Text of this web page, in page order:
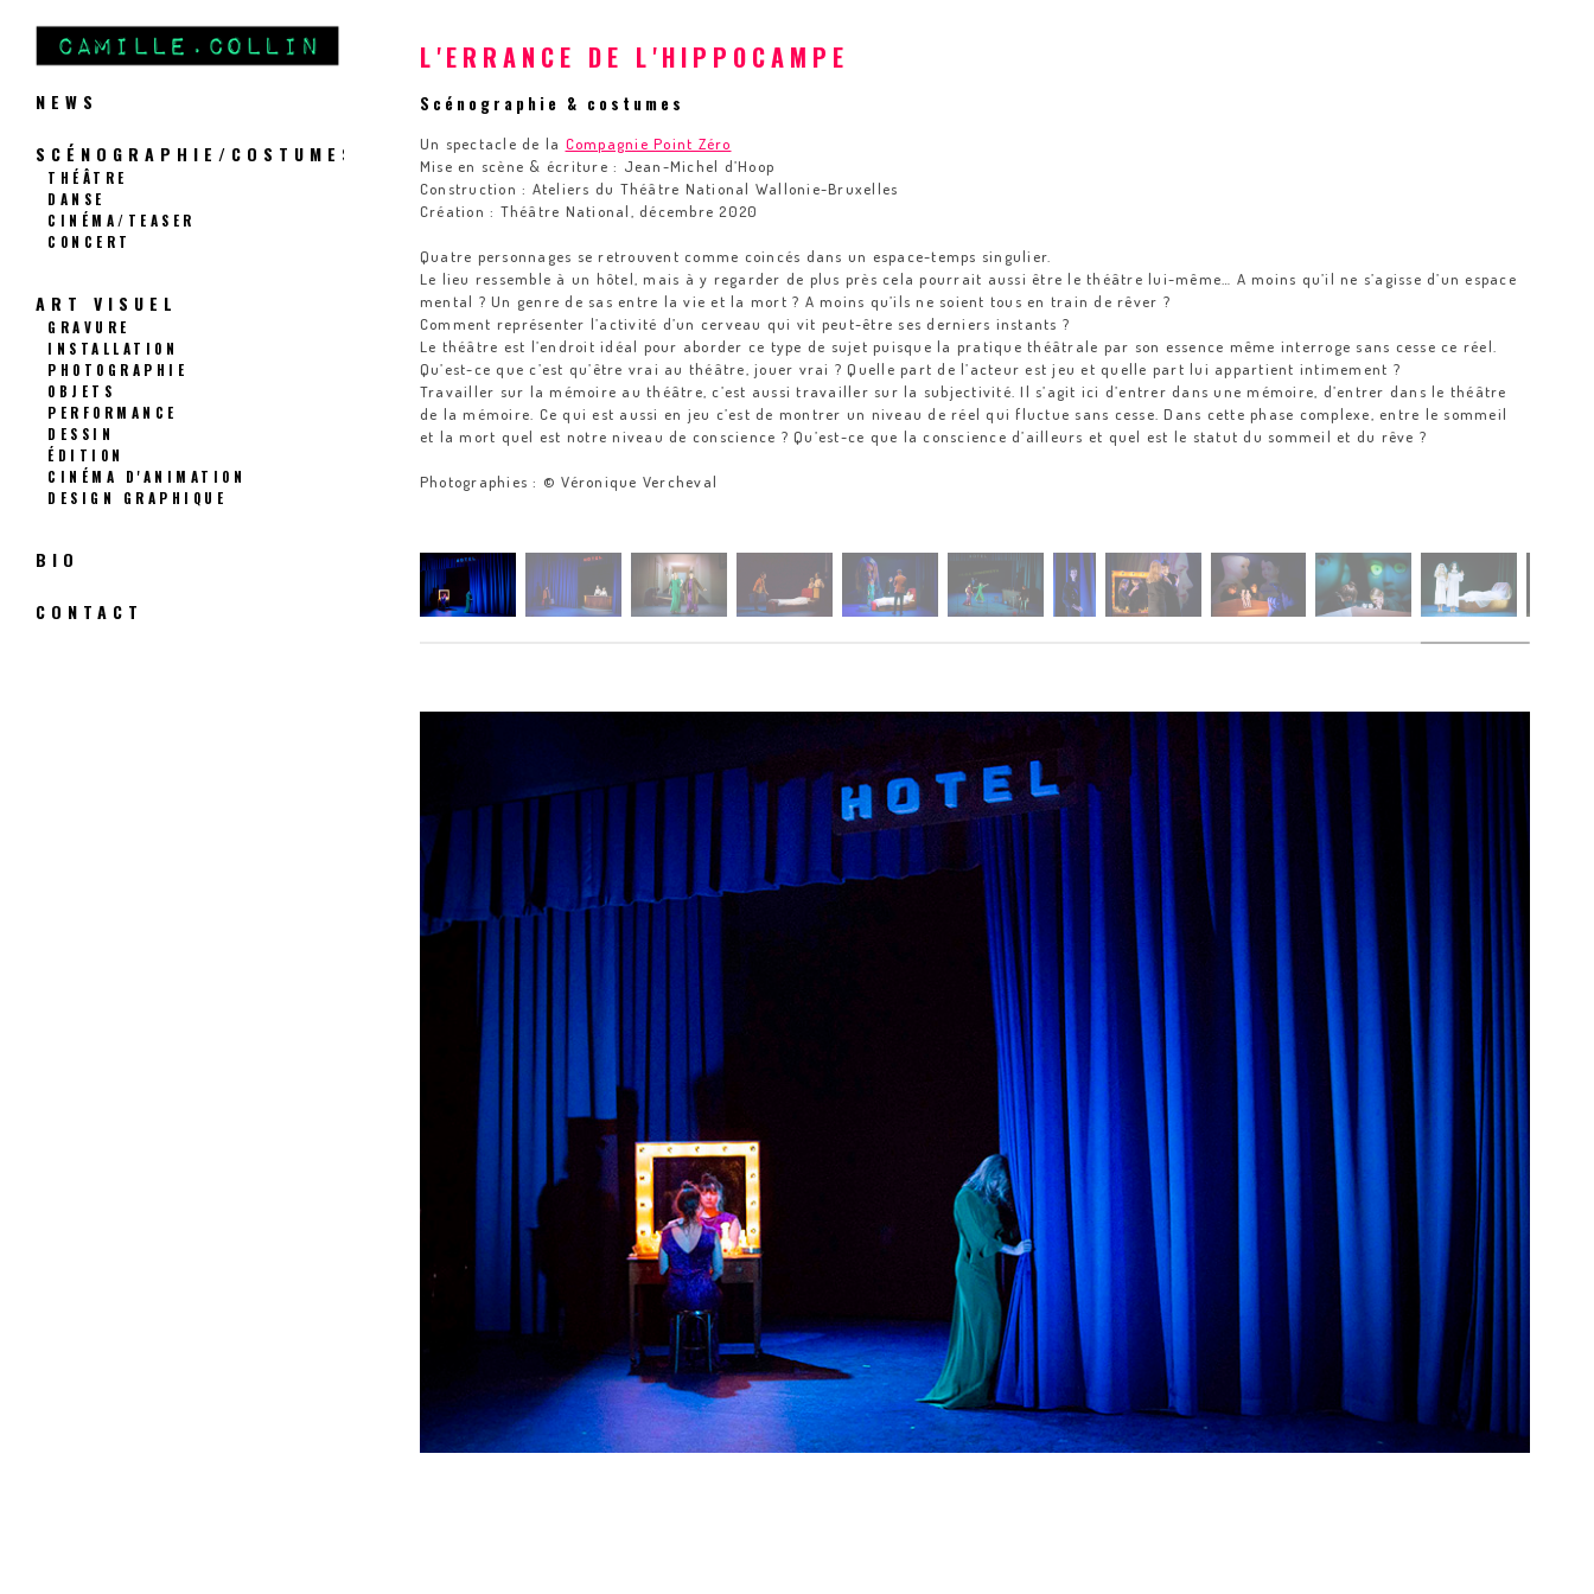
NEWS
SCÉNOGRAPHIE/COSTUMES
THÉÂTRE
DANSE
CINÉMA/TEASER
CONCERT
ART VISUEL
GRAVURE
INSTALLATION
PHOTOGRAPHIE
OBJETS
PERFORMANCE
DESSIN
ÉDITION
CINÉMA D'ANIMATION
DESIGN GRAPHIQUE
BIO
CONTACT
L'ERRANCE DE L'HIPPOCAMPE
Scénographie & costumes
Un spectacle de la Compagnie Point Zéro
Mise en scène & écriture : Jean-Michel d’Hoop
Construction : Ateliers du Théâtre National Wallonie-Bruxelles
Création : Théâtre National, décembre 2020
Quatre personnages se retrouvent comme coincés dans un espace-temps singulier.
Le lieu ressemble à un hôtel, mais à y regarder de plus près cela pourrait aussi être le théâtre lui-même… A moins qu’il ne s’agisse d’un espace
mental ? Un genre de sas entre la vie et la mort ? A moins qu’ils ne soient tous en train de rêver ?
Comment représenter l’activité d’un cerveau qui vit peut-être ses derniers instants ?
Le théâtre est l’endroit idéal pour aborder ce type de sujet puisque la pratique théâtrale par son essence même interroge sans cesse ce réel.
Qu’est-ce que c’est qu’être vrai au théâtre, jouer vrai ? Quelle part de l’acteur est jeu et quelle part lui appartient intimement ?
Travailler sur la mémoire au théâtre, c’est aussi travailler sur la subjectivité. Il s’agit ici d’entrer dans une mémoire, d’entrer dans le théâtre
de la mémoire. Ce qui est aussi en jeu c’est de montrer un niveau de réel qui fluctue sans cesse. Dans cette phase complexe, entre le sommeil
et la mort quel est notre niveau de conscience ? Qu’est-ce que la conscience d’ailleurs et quel est le statut du sommeil et du rêve ?
Photographies : © Véronique Vercheval